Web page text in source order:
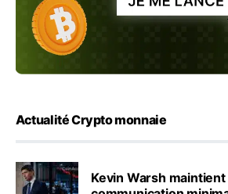
Actualité Crypto monnaie
Kevin Warsh maintient